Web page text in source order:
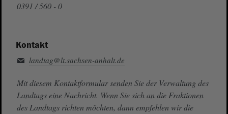
0391 / 560 - 0
Kontakt
landtag@lt.sachsen-anhalt.de
Mit diesem Kontaktformular senden Sie der Verwaltung des
Landtags eine Nachricht. Wenn Sie sich an die Fraktionen
des Landtags richten möchten, dann empfehlen wir die